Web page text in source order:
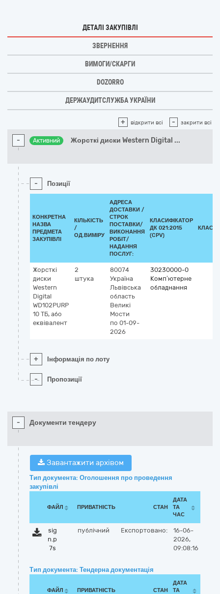
ДЕТАЛІ ЗАКУПІВЛІ
ЗВЕРНЕННЯ
ВИМОГИ/СКАРГИ
DOZORRO
ДЕРЖАУДИТСЛУЖБА УКРАЇНИ
+ відкрити всі - закрити всі
- Активний Жорсткі диски Western Digital ...
- Позиції
КОНКРЕТНА
НАЗВА
ПРЕДМЕТА
ЗАКУПІВЛІ
КІЛЬКІСТЬ
/
ОД.ВИМІРУ
АДРЕСА
ДОСТАВКИ /
СТРОК
ПОСТАВКИ/
ВИКОНАННЯ
РОБІТ/
НАДАННЯ
ПОСЛУГ:
КЛАСИФІКАТОР
ДК 021:2015
(CPV)
Жорсткі
диски
Western
Digital
WD102PURP
10 ТБ, або
еквівалент
2
штука
80074
Україна
Львівська
область
Великі
Мости
по 01-09-
2026
30230000-0
Комп’ютерне
обладнання
+ Інформація по лоту
- Пропозиції
- Документи тендеру
Завантажити архівом
Тип документа: Оголошення про проведення
закупівлі
ФАЙЛ ПРИВАТНІСТЬ СТАН
ДАТА
ТА
ЧАС
sig
n.p
7s
публічний Експортовано:
16-06-
2026,
09:08:16
Тип документа: Тендерна документація
ФАЙЛ ПРИВАТНІСТЬ СТАН
ДАТА
ТА